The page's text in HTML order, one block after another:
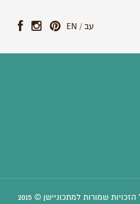
EN / עב
הזכויות שמורות למתכוניישן © 2015